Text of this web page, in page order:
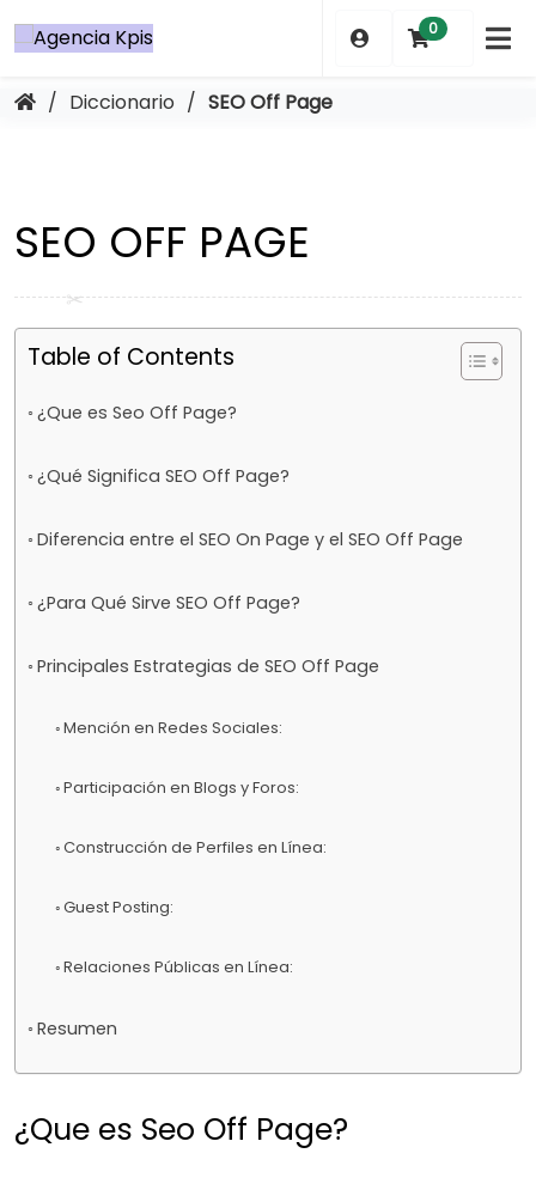
al
0
/ Diccionario / SEO Off Page
SEO OFF PAGE
Table of Contents
¿Que es Seo Off Page?
¿Qué Significa SEO Off Page?
Diferencia entre el SEO On Page y el SEO Off Page
¿Para Qué Sirve SEO Off Page?
Principales Estrategias de SEO Off Page
Mención en Redes Sociales:
Participación en Blogs y Foros:
Construcción de Perfiles en Línea:
Guest Posting:
Relaciones Públicas en Línea:
Resumen
¿Que es Seo Off Page?